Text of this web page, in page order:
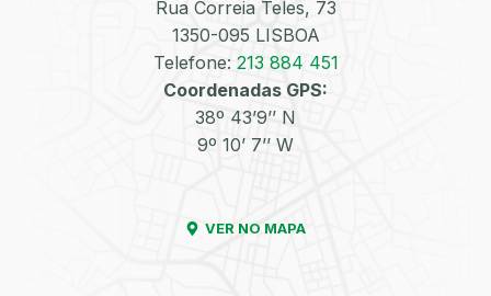
Rua Correia Teles, 73
1350-095 LISBOA
Telefone: 213 884 451
Coordenadas GPS:
38º 43’9’’ N
9º 10’ 7’’ W
VER NO MAPA
Equilibragem das
Rodas
Desempeno de
Jantes